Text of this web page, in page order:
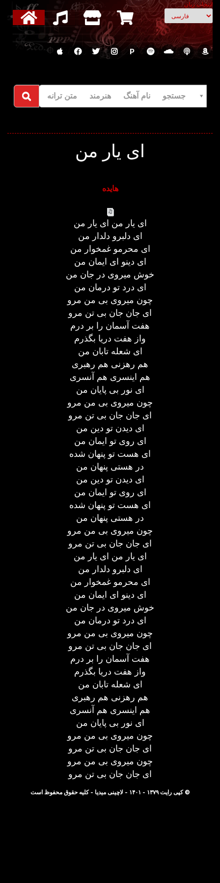
انتخاب زبان
P
جستجو نام آهنگ هنرمند متن ترانه
ای یار من
هایده
ای یار من ای یار من
ای دلبرو دلدار من
ای محرمو غمخوار من
ای دینو ای ایمان من
خوش میروی در جان من
ای درد تو درمان من
چون میروی بی من مرو
ای جان جان بی تن مرو
هفت آسمان را بر درم
واز هفت دریا بگذرم
ای شعله تابان من
هم رهزنی هم رهبری
هم اینسری هم آنسری
ای نور بی پایان من
چون میروی بی من مرو
ای جان جان بی تن مرو
ای دیدن تو دین من
ای روی تو ایمان من
ای هست تو پنهان شده
در هستی پنهان من
ای دیدن تو دین من
ای روی تو ایمان من
ای هست تو پنهان شده
در هستی پنهان من
چون میروی بی من مرو
ای جان جان بی تن مرو
ای یار من ای یار من
ای دلبرو دلدار من
ای محرمو غمخوار من
ای دینو ای ایمان من
خوش میروی در جان من
ای درد تو درمان من
چون میروی بی من مرو
ای جان جان بی تن مرو
هفت آسمان را بر درم
واز هفت دریا بگذرم
ای شعله تابان من
هم رهزنی هم رهبری
هم اینسری هم آنسری
ای نور بی پایان من
چون میروی بی من مرو
ای جان جان بی تن مرو
چون میروی بی من مرو
ای جان جان بی تن مرو
© کپی رایت ۱۳۷۹ - ۱۴۰۱ - لاچینی میدیا - کلیه حقوق محفوظ است